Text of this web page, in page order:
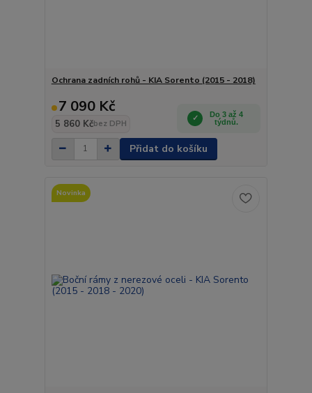
Ochrana zadních rohů - KIA Sorento (2015 - 2018)
7 090 Kč
5 860 Kčbez DPH
Do 3 až 4
týdnů.
Přidat do košíku
Novinka